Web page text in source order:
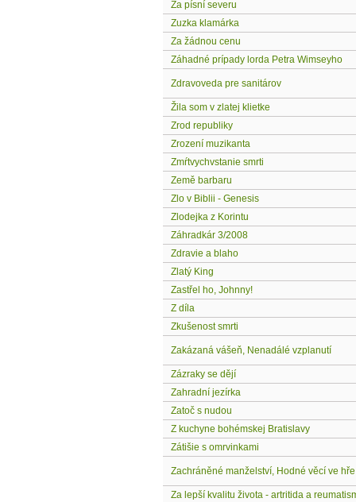
Za písní severu
Zuzka klamárka
Za žádnou cenu
Záhadné prípady lorda Petra Wimseyho
Zdravoveda pre sanitárov
Žila som v zlatej klietke
Zrod republiky
Zrození muzikanta
Zmŕtvychvstanie smrti
Země barbaru
Zlo v Biblii - Genesis
Zlodejka z Korintu
Záhradkár 3/2008
Zdravie a blaho
Zlatý King
Zastřel ho, Johnny!
Z díla
Zkušenost smrti
Zakázaná vášeň, Nenadálé vzplanutí
Zázraky se dějí
Zahradní jezírka
Zatoč s nudou
Z kuchyne bohémskej Bratislavy
Zátišie s omrvinkami
Zachráněné manželství, Hodné věcí ve hře
Za lepší kvalitu života - artritida a